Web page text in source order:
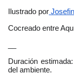
Ilustrado por
Cocreado entre
Duración
del ambiente.